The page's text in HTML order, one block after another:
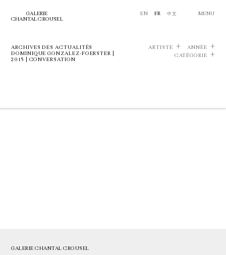
GALERIE
CHANTAL CROUSEL
EN FR 中文 MENU
ARCHIVES DES ACTUALITÉS
DOMINIQUE GONZALEZ-FOERSTER |
2015 | CONVERSATION
ARTISTE
ANNÉE
CATÉGORIE
GALERIE CHANTAL CROUSEL